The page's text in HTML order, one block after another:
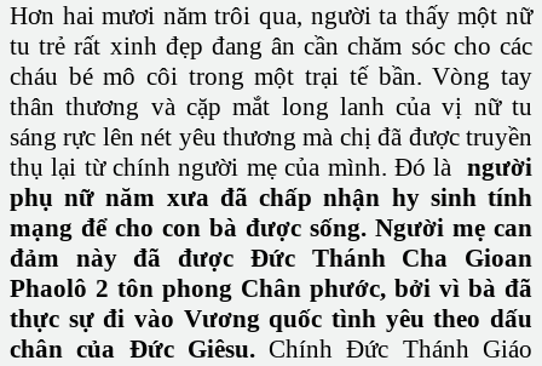
Hơn hai mươi năm trôi qua, người ta thấy một nữ
tu trẻ rất xinh đẹp đang ân cần chăm sóc cho các
cháu bé mô côi trong một trại tế bần. Vòng tay
thân thương và cặp mắt long lanh của vị nữ tu
sáng rực lên nét yêu thương mà chị đã được truyền
thụ lại từ chính người mẹ của mình. Đó là người
phụ nữ năm xưa đã chấp nhận hy sinh tính
mạng để cho con bà được sống. Người mẹ can
đảm này đã được Đức Thánh Cha Gioan
Phaolô 2 tôn phong Chân phước, bởi vì bà đã
thực sự đi vào Vương quốc tình yêu theo dấu
chân của Đức Giêsu.Chính Đức Thánh Giáo